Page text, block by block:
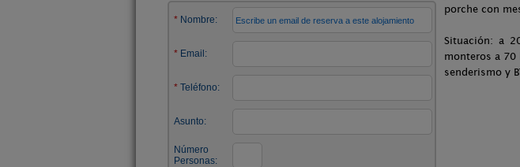
porche con
Situación: a
monteros a 70
senderismo y